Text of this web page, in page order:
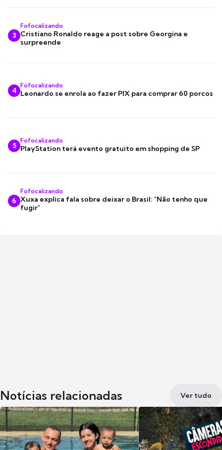
3
Fofocalizando
Cristiano Ronaldo reage a post sobre Georgina e
surpreende
4
Fofocalizando
Leonardo se enrola ao fazer PIX para comprar 60 porcos
5
Fofocalizando
PlayStation terá evento gratuito em shopping de SP
6
Fofocalizando
Xuxa explica fala sobre deixar o Brasil: "Não tenho que
fugir"
Notícias relacionadas Ver tudo